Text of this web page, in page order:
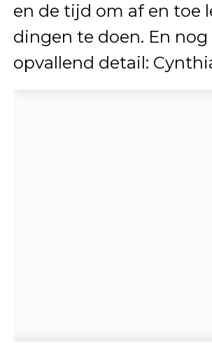
en de tijd om af en toe
dingen te doen. En nog
opvallend detail: